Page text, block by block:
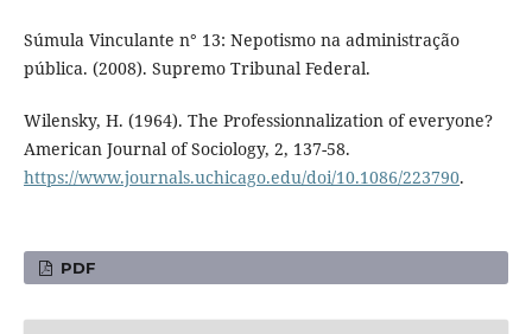
Súmula Vinculante n° 13: Nepotismo na administração
pública. (2008). Supremo Tribunal Federal.
Wilensky, H. (1964). The Professionnalization of everyone?
American Journal of Sociology, 2, 137-58.
https://www.journals.uchicago.edu/doi/10.1086/223790.
PDF